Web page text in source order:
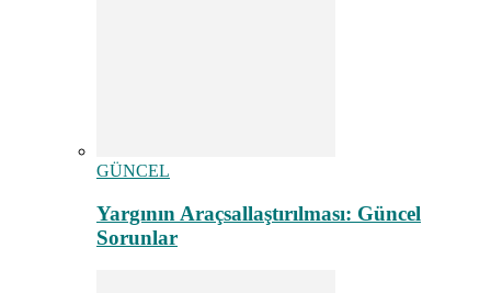
GÜNCEL
Yargının Araçsallaştırılması: Güncel
Sorunlar